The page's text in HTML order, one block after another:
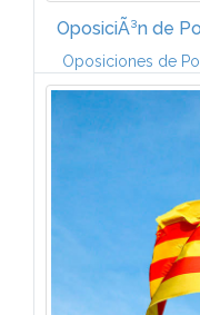
OposiciÃ³n de
Oposiciones de
Ciencias
TÃ©cnicas
correspondientes
volÃºmenes de